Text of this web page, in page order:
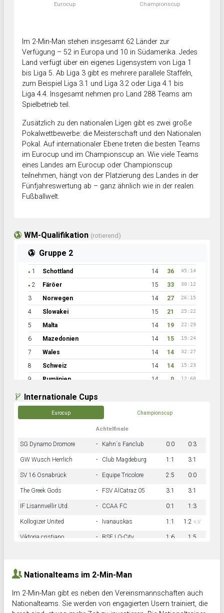
Eurocup Championscup
Im 2-Min-Man stehen insgesamt 62 Länder zur
Verfügung – 52 in Europa und 10 in Südamerika. Jedes
Land verfügt über ein eigenes Ligensystem von Liga 1
bis Liga 5. Ab Liga 3 gibt es mehrere parallele Staffeln,
zum Beispiel Liga 3.1 und Liga 3.2 oder Liga 4.1 bis
Liga 4.4. Insgesamt nehmen pro Land 288 Teams am
Spielbetrieb teil.
Zusätzlich zu den nationalen Ligen gibt es zwei große
Pokalwettbewerbe: die Meisterschaft und den Nationalen
Pokal. Auf internationaler Ebene treten die besten Teams
im Eurocup und im Championscup an. Wie viele Teams
eines Landes am Eurocup oder Championscup
teilnehmen, hängt von der Platzierung des Landes in der
Fünfjahreswertung ab – ganz ähnlich wie in der realen
Fußballwelt.
WM-Qualifikation (rotierend)
Gruppe 2
● 1 Schottland 14 36 45:14
● 2 Färöer 15 33 30:12
3 Norwegen 14 27 26:15
4 Slowakei 15 21 25:22
5 Malta 14 19 22:29
6 Mazedonien 14 15 19:24
7 Wales 14 14 32:27
8 Schweiz 14 14 15:23
9 Rumänien 14 0 12:60
Internationale Cups
Eurocup Championscup
Achtelfinale
SG Dynamo Dromore - Kahn´s Fanclub 0:0 0:3
GW Wusch Herrlich - Club Magdeburg 1:1 3:1
SV 16 Osnabrück - Equipe Tricolore 2:5 0:0
The Greek Gods - FSV AlCatraz 05 3:1 3:1
IF Lisannvellir Utd. - CCAA FC 0:1 1:3
Kollogizer United - Ivanauskas 1:1 1:2 n.V.
Viktoria cristiano - BSF LO-City 1:6 1:5
Nationalteams im 2-Min-Man
Im 2-Min-Man gibt es neben den Vereinsmannschaften auch
Nationalteams. Sie werden von engagierten Usern trainiert, die